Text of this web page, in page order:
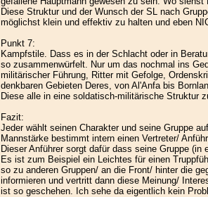
Diese Struktur und der Wunsch der SL nach
möglichst klein und effektiv zu halten und eben
Punkt 7:
Kampfstile. Dass es in der Schlacht oder in
so zusammenwürfelt. Nur um das nochmal ins
militärischer Führung, Ritter mit Gefolge,
denkbaren Gebieten Deres, von Al'Anfa bis
Diese alle in eine soldatisch-militärische Struktur
Fazit:
Jeder wählt seinen Charakter und seine Gruppe
Mannstärke bestimmt intern einen Vertreter/
Dieser Anführer sorgt dafür dass seine Gruppe
Es ist zum Beispiel ein Leichtes für einen
so zu anderen Gruppen/ an die Front/ hinter die
informieren und vertritt dann diese Meinung/
ist so geschehen. Ich sehe da eigentlich kein